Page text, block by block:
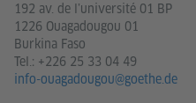
192 av. de l’université 01 BP
1226 Ouagadougou 01
Burkina Faso
Tel.: +226 25 33 04 49
info-ouagadougou@goethe.de